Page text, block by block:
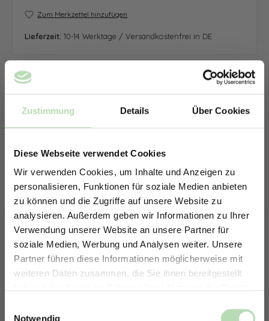
Zustimmung Details Über Cookies
Diese Webseite verwendet Cookies
Wir verwenden Cookies, um Inhalte und Anzeigen zu
personalisieren, Funktionen für soziale Medien anbieten
zu können und die Zugriffe auf unsere Website zu
analysieren. Außerdem geben wir Informationen zu Ihrer
Verwendung unserer Website an unsere Partner für
soziale Medien, Werbung und Analysen weiter. Unsere
Partner führen diese Informationen möglicherweise mit
weiteren Daten zusammen, die Sie ihnen bereitgestellt
Notwendig
Zum Merkzettel hinzufügen
Lieferzeit: 10-14 Werktage / Versandkostenfrei in DE
Erstelle in nur 4 Schritten deine
ERHALTE 5% RABATT AUF
DEINE RÜCKWÄNDE